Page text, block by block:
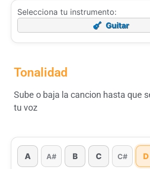
Selecciona tu instrumento:
Guitar
Tonalidad
Sube o baja la cancion hasta que
tu voz
A A# B C C# D